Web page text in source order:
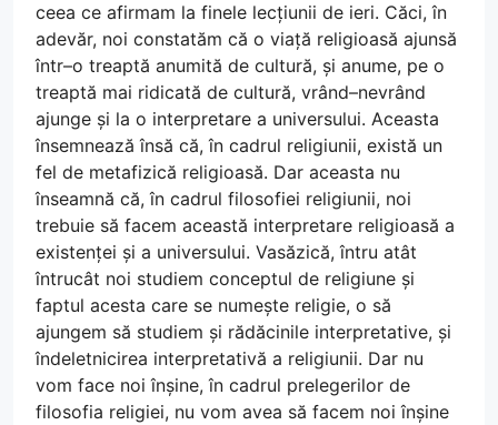
ceea ce afirmam la finele lecțiunii de ieri. Căci, în
adevăr, noi constatăm că o viață religioasă ajunsă
într–o treaptă anumită de cultură, și anume, pe o
treaptă mai ridicată de cultură, vrând–nevrând
ajunge și la o interpretare a universului. Aceasta
însemnează însă că, în cadrul religiunii, există un
fel de metafizică religioasă. Dar aceasta nu
înseamnă că, în cadrul filosofiei religiunii, noi
trebuie să facem această interpretare religioasă a
existenței și a universului. Vasăzică, întru atât
întrucât noi studiem conceptul de religiune și
faptul acesta care se numește religie, o să
ajungem să studiem și rădăcinile interpretative, și
îndeletnicirea interpretativă a religiunii. Dar nu
vom face noi înșine, în cadrul prelegerilor de
filosofia religiei, nu vom avea să facem noi înșine